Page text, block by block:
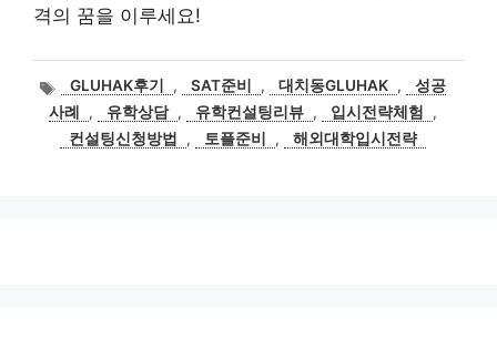
격의 꿈을 이루세요!
태
그
GLUHAK후기 , SAT준비 , 대치동GLUHAK ,
성공
사례
, 유학상담 , 유학컨설팅리뷰 , 입시전략체험
,
컨설팅신청방법
, 토플준비 , 해외대학입시전략